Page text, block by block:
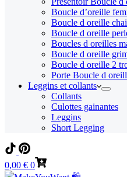
Boucle d’oreille
Boucle d oreille
Boucle d oreille
Boucles d oreilles
Boucle d oreille
Boucle d oreille 2
Porte Boucle d
Leggins et collants
Collants
Culottes gainantes
Leggins
Short Legging
Panier
d’achat
0,00 € 0